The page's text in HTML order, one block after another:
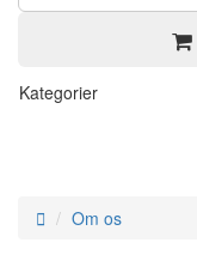
Kategorier
Om os